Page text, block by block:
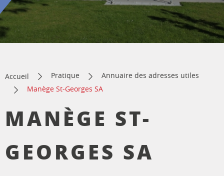
Accueil Pratique
Annuaire des adresses utiles
Manège St-Georges SA
MANÈGE ST-
GEORGES SA